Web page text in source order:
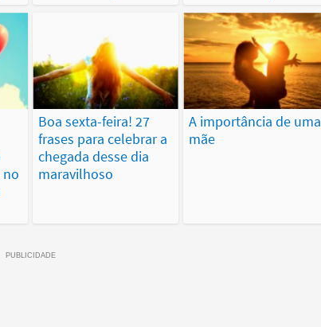
Boa sexta-feira! 27
frases para celebrar a
chegada desse dia
maravilhoso
A importância de uma
mãe